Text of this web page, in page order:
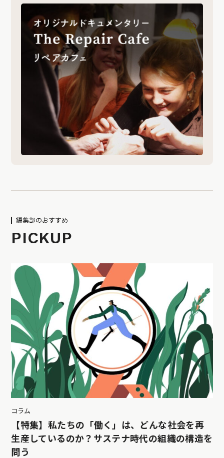
編集部のおすすめ
PICKUP
コラム
【特集】私たちの「働く」は、どんな社会を再
生産しているのか？サステナ時代の組織の構造を
問う